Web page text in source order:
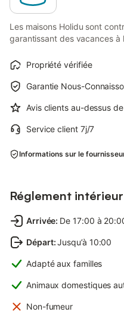
Les maisons Holidu sont
garantissant des vacances à
Propriété vérifiée
Garantie Nous-
Avis clients au-dessus
Service client 7j/7
Informations sur le
Réglement intérieur
Arrivée: De 17:00 à
Départ:Jusqu’à 10:00
Adapté aux familles
Animaux domestiques
Non-fumeur